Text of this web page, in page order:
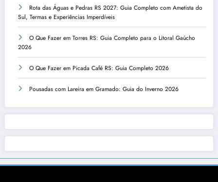
Rota das Águas e Pedras RS 2027: Guia Completo com Ametista do
Sul, Termas e Experiências Imperdíveis
O Que Fazer em Torres RS: Guia Completo para o Litoral Gaúcho
2026
O Que Fazer em Picada Café RS: Guia Completo 2026
Pousadas com Lareira em Gramado: Guia do Inverno 2026